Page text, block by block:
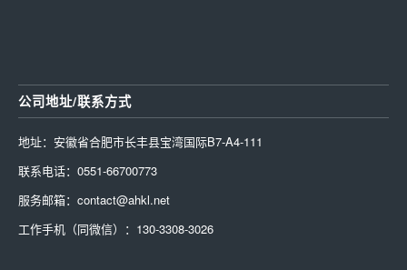
公司地址/联系方式
地址：安徽省合肥市长丰县宝湾国际B7-A4-111
联系电话：0551-66700773
服务邮箱：contact@ahkl.net
工作手机（同微信）：130-3308-3026